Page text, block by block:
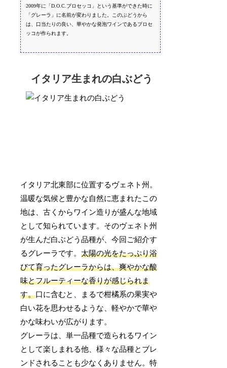
2009年に「D.O.C.プロセッコ」という基準ができた時に
「グレーラ」に名前が変わりました。このぶどうから
は、口当たりの良い、華やかな発泡ワインであるプロセ
ッコが作られます。
イタリア生まれの白ぶどう
イタリア北東部に位置するヴェネト州。
温暖な気候と豊かな自然に恵まれたこの
地は、古くからワイン造りが盛んな地域
として知られています。そのヴェネト州
が生んだ白ぶどう品種が、今回ご紹介す
るグレーラです。太陽の光をたっぷり浴
びて育ったグレーラからは、爽やかな酸
味とフルーティーな香りが感じられま
す。口に含むと、まるで柑橘系の果実や
白い花を思わせるような、軽やかで華や
かな味わいが広がります。
グレーラは、単一品種で造られるワイン
として楽しまれる他、様々な品種とブレ
ンドされることも少なくありません。特